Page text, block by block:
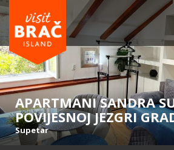
APARTMANI SANDRA
POVIJESNOJ JEZGRI
Supetar